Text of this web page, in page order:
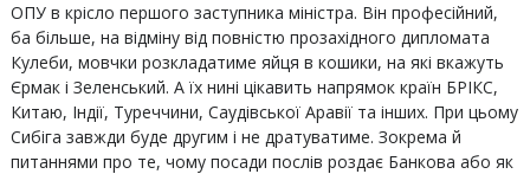
ОПУ в крісло першого заступника міністра. Він професійний,
ба більше, на відміну від повністю прозахідного дипломата
Кулеби, мовчки розкладатиме яйця в кошики, на які вкажуть
Єрмак і Зеленський. А їх нині цікавить напрямок країн БРІКС,
Китаю, Індії, Туреччини, Саудівської Аравії та інших. При цьому
Сибіга завжди буде другим і не дратуватиме. Зокрема й
питаннями про те, чому посади послів роздає Банкова або як